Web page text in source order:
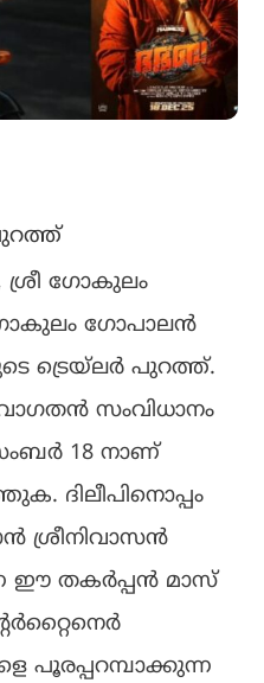
ശ്രീ ഗോകുലം
ഗോപാലൻ
ട്രെയ്‌ലർ പുറത്ത്.
സംവിധാനം
18 നാണ്
ദിലീപിനൊപ്പം
ശ്രീനിവാസൻ
ഈ തകർപ്പൻ മാസ്
പൂരപ്പറമ്പാക്കുന്ന